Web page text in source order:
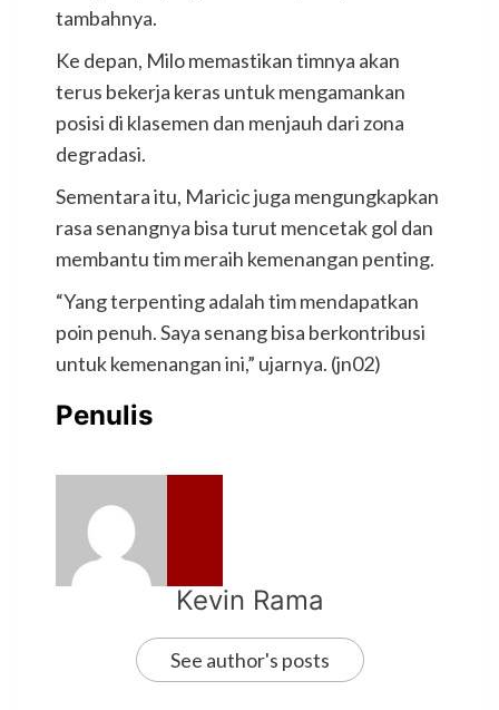
tambahnya.
Ke depan, Milo memastikan timnya akan
terus bekerja keras untuk mengamankan
posisi di klasemen dan menjauh dari zona
degradasi.
Sementara itu, Maricic juga mengungkapkan
rasa senangnya bisa turut mencetak gol dan
membantu tim meraih kemenangan penting.
“Yang terpenting adalah tim mendapatkan
poin penuh. Saya senang bisa berkontribusi
untuk kemenangan ini,” ujarnya. (jn02)
Penulis
Kevin Rama
See author's posts